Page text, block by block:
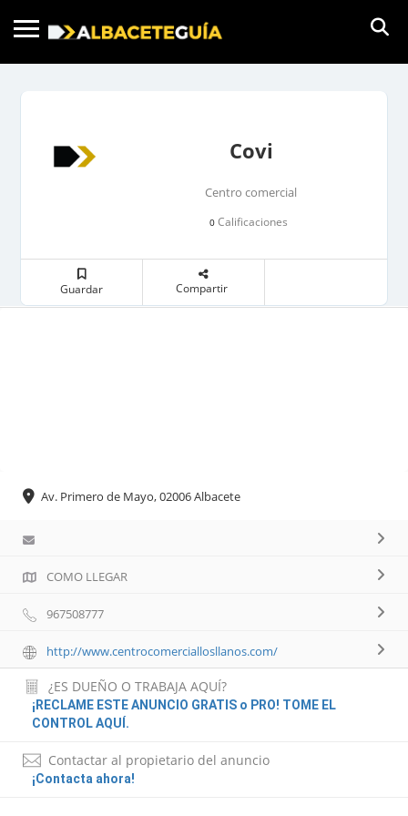
Covi
Centro comercial
0Calificaciones
Guardar Compartir
Av. Primero de Mayo, 02006 Albacete
COMO LLEGAR
967508777
http://www.centrocomerciallosllanos.com/
¿ES DUEÑO O TRABAJA AQUÍ?
¡RECLAME ESTE ANUNCIO GRATIS o PRO! TOME EL
CONTROL AQUÍ.
Contactar al propietario del anuncio
¡Contacta ahora!